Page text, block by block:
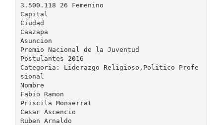
3.500.118 26 Femenino
Capital
Ciudad
Caazapa
Asuncion
Premio Nacional de la Juventud
Postulantes 2016
Categoria: Liderazgo Religioso,Politico Profe
sional
Nombre
Fabio Ramon
Priscila Monserrat
Cesar Ascencio
Ruben Arnaldo